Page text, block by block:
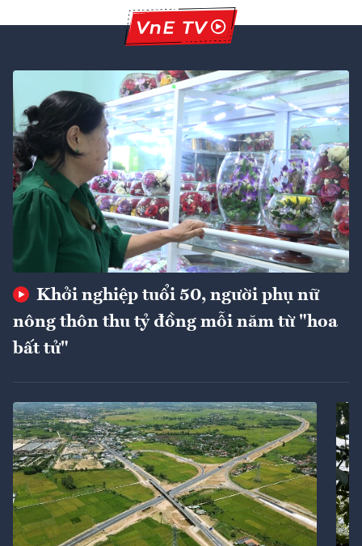
Khởi nghiệp tuổi 50, người phụ nữ
nông thôn thu tỷ đồng mỗi năm từ "hoa
bất tử"